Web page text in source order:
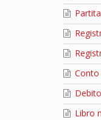
Conto
Libro